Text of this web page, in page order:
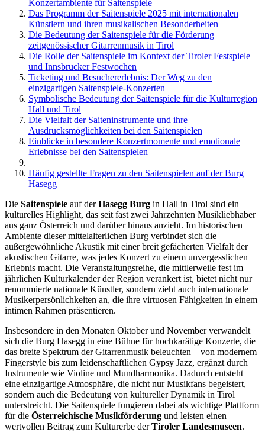
Konzertambiente für Saitenspiele
Das Programm der Saitenspiele 2025 mit internationalen
Künstlern und ihren musikalischen Besonderheiten
Die Bedeutung der Saitenspiele für die Förderung
zeitgenössischer Gitarrenmusik in Tirol
Die Rolle der Saitenspiele im Kontext der Tiroler Festspiele
und Innsbrucker Festwochen
Ticketing und Besuchererlebnis: Der Weg zu den
einzigartigen Saitenspiele-Konzerten
Symbolische Bedeutung der Saitenspiele für die Kulturregion
Hall und Tirol
Die Vielfalt der Saiteninstrumente und ihre
Ausdrucksmöglichkeiten bei den Saitenspielen
Einblicke in besondere Konzertmomente und emotionale
Erlebnisse bei den Saitenspielen
Häufig gestellte Fragen zu den Saitenspielen auf der Burg
Hasegg
Die Saitenspiele auf derHasegg Burg in Hall in Tirol sind ein
kulturelles Highlight, das seit fast zwei Jahrzehnten Musikliebhaber
aus ganz Österreich und darüber hinaus anzieht. Im historischen
Ambiente dieser mittelalterlichen Burg verbindet sich die
außergewöhnliche Akustik mit einer breit gefächerten Vielfalt der
akustischen Gitarre, was jedes Konzert zu einem unvergesslichen
Erlebnis macht. Die Veranstaltungsreihe, die mittlerweile fest im
jährlichen Kulturkalender der Region verankert ist, bietet nicht nur
renommierte nationale Künstler, sondern zieht auch internationale
Musikerpersönlichkeiten an, die ihre virtuosen Fähigkeiten in einem
intimen Rahmen präsentieren.
Insbesondere in den Monaten Oktober und November verwandelt
sich die Burg Hasegg in eine Bühne für hochkarätige Konzerte, die
das breite Spektrum der Gitarrenmusik beleuchten – von modernem
Fingerstyle bis zum leidenschaftlichen Gypsy Jazz, ergänzt durch
Instrumente wie Violine und Mundharmonika. Dadurch entsteht
eine einzigartige Atmosphäre, die nicht nur Musikfans begeistert,
sondern auch die Bedeutung von kultureller Dynamik in Tirol
unterstreicht. Die Saitenspiele fungieren dabei als wichtige Plattform
für die Österreichische Musikförderung und leisten einen
wertvollen Beitrag zum Kulturerbe derTiroler Landesmuseen.